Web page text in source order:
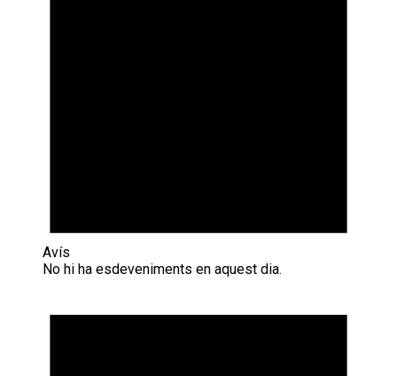
Avís
No hi ha esdeveniments en aquest dia.